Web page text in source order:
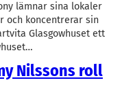
lämnar sina lokaler
och koncentrerar sin
Glasgowhuset ett
Nilssons roll